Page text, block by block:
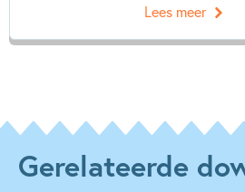
Lees meer
Gerelateerde